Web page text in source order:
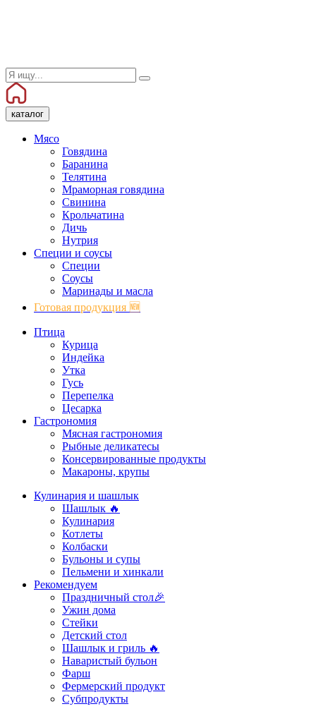
каталог
Мясо
Говядина
Баранина
Телятина
Мраморная говядина
Свинина
Крольчатина
Дичь
Нутрия
Специи и соусы
Специи
Соусы
Маринады и масла
Готовая продукция 🆕
Птица
Курица
Индейка
Утка
Гусь
Перепелка
Цесарка
Гастрономия
Мясная гастрономия
Рыбные деликатесы
Консервированные продукты
Макароны, крупы
Кулинария и шашлык
Шашлык 🔥
Кулинария
Котлеты
Колбаски
Бульоны и супы
Пельмени и хинкали
Рекомендуем
Праздничный стол🎉
Ужин дома
Стейки
Детский стол
Шашлык и гриль 🔥
Наваристый бульон
Фарш
Фермерский продукт
Субпродукты